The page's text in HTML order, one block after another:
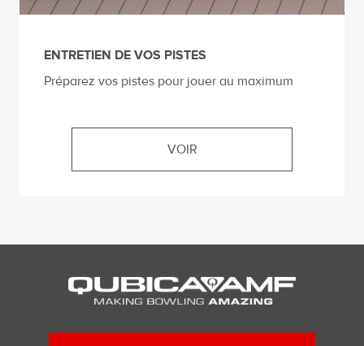
ENTRETIEN DE VOS PISTES
Préparez vos pistes pour jouer au maximum
VOIR